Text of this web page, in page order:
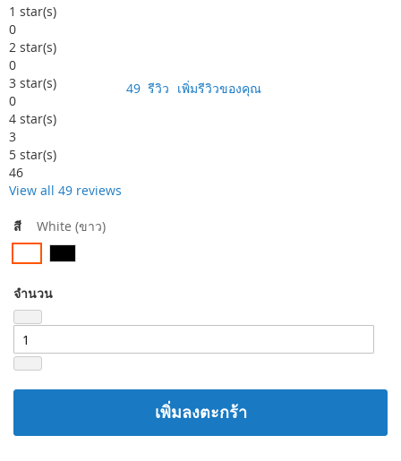
99% of100
1 star(s)
0
2 star(s)
0
3 star(s)
0
4 star(s)
3
5 star(s)
46
View all 49 reviews
49 รีวิว เพิ่มรีวิวของคุณ
สี White (ขาว)
จำนวน
เพิ่มลงตะกร้า